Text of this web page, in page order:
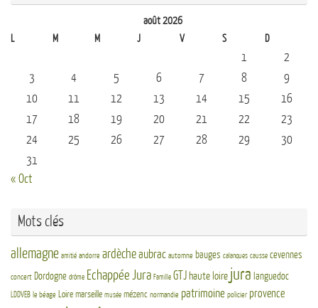
août 2026
L
M M J V S D
1
2
3
4 5 6 7 8
9
10
11 12 13 14 15
16
17
18 19 20 21 22
23
24
25 26 27 28 29
30
31
« Oct
Mots clés
allemagne amitié andorre ardècheaubrac automne bauges calanques causse cevennes
concert Dordogne drôme Echappée Jura Famille GTJ haute loire jura languedoc
LDDVEB le béage Loire marseille musée mézenc normandie patrimoine policier provence